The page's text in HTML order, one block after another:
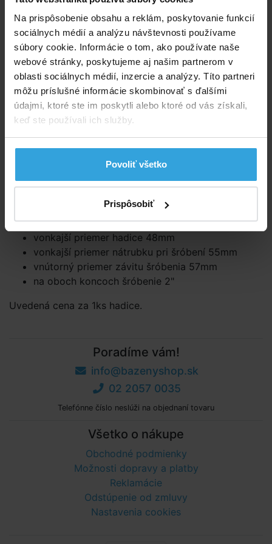
Na prispôsobenie obsahu a reklám, poskytovanie funkcií
sociálnych médií a analýzu návštevnosti používame
súbory cookie. Informácie o tom, ako používate naše
webové stránky, poskytujeme aj našim partnerom v
oblasti sociálnych médií, inzercie a analýzy. Títo partneri
môžu príslušné informácie skombinovať s ďalšími
údajmi, ktoré ste im poskytli alebo ktoré od vás získali,
keď ste používali ich služby.
Povoliť všetko
Prispôsobiť
Do košíka
Spýtajte sa predavača
Podrobný popis
Podrobný popis
Vhodné na prepojenie pieskovej či kartušovej filtrácie
INTEX (iba niektoré typy filtrácií) s bazénom INTEX
opatreným ventilom (iba niektoré typy bazénov).
Parametre
dĺžka hadice cca 300cm
vnútorný priemer hadice 38mm
vonkajší priemer hadice 48mm
vonkajší priemer nátrubku pri šróbení 55mm
vnútorný priemer závitu šróbenia 57mm
na oboch koncoch šróbenie 2"
Uvedená cena za 1ks hadice.
Poradíme vám!
info@bazenyshop.sk
02 2057 0035
Telefónne číslo neslúži na objednaní tovaru
Všetko o nákupe
Obchodné podmienky
Možnosti dopravy a platby
Reklamácie
Odstúpenie od zmluvy
Nastavenia cookies